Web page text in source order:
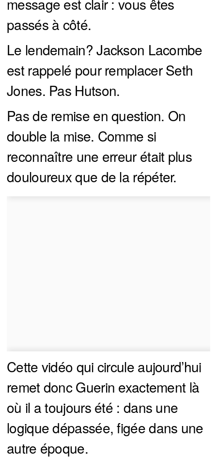
passés à côté.
Le lendemain? Jackson Lacombe
est rappelé pour remplacer Seth
Jones. Pas Hutson.
Pas de remise en question. On
double la mise. Comme si
reconnaître une erreur était plus
douloureux que de la répéter.
Cette vidéo qui circule aujourd’hui
remet donc Guerin exactement là
où il a toujours été : dans une
logique dépassée, figée dans une
autre époque.